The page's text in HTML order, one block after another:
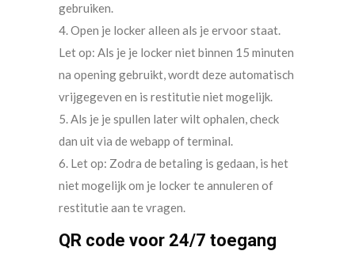
gebruiken.
4. Open je locker alleen als je ervoor staat.
Let op: Als je je locker niet binnen 15 minuten
na opening gebruikt, wordt deze automatisch
vrijgegeven en is restitutie niet mogelijk.
5. Als je je spullen later wilt ophalen, check
dan uit via de webapp of terminal.
6. Let op: Zodra de betaling is gedaan, is het
niet mogelijk om je locker te annuleren of
restitutie aan te vragen.
QR code voor 24/7 toegang